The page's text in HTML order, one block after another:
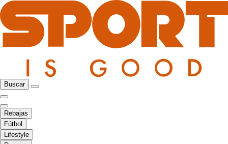
Buscar
Rebajas
Fútbol
Lifestyle